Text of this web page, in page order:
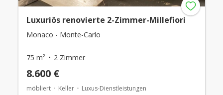
Luxuriös renovierte 2-Zimmer-Millefiori
Monaco - Monte-Carlo
75 m² 2 Zimmer
8.600 €
möbliert Keller Luxus-Dienstleistungen